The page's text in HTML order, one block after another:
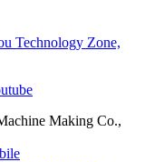
Technology Zone,
Making Co.,